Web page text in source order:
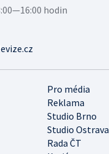
Pro média
Reklama
Studio Brno
Studio Ostrava
Rada ČT
hodin